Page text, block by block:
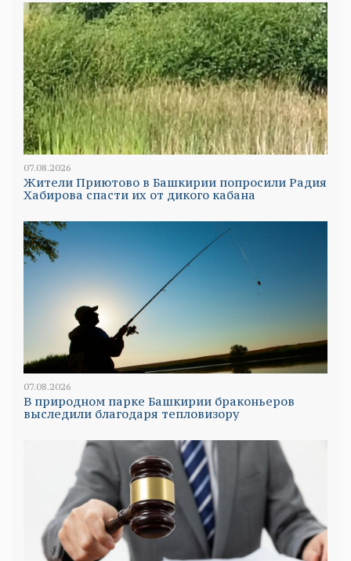
07.08.2026
Жители Приютово в Башкирии попросили Радия
Хабирова спасти их от дикого кабана
07.08.2026
В природном парке Башкирии браконьеров
выследили благодаря тепловизору